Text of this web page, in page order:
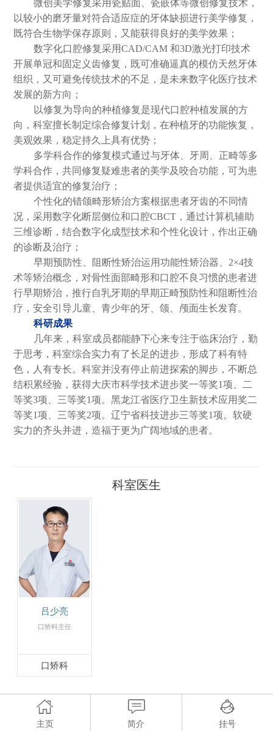
微创美学修复采用瓷贴面、瓷嵌体等微创修复技术，
以较小的磨牙量对符合适应症的牙体缺损进行美学修复，
既符合生物学保存原则，又能获得良好的美学效果；
数字化口腔修复采用CAD/CAM 和3D激光打印技术
开展单冠和固定义齿修复，既可准确逼真的模仿天然牙体
组织，又可避免传统技术的不足，是未来数字化医疗技术
发展的新方向；
以修复为导向的种植修复是现代口腔种植发展的方
向，科室擅长制定综合修复计划，在种植牙的功能恢复，
美观效果，稳定持久上具有优势；
多学科合作的修复模式通过与牙体、牙周、正畸等多
学科合作，共同修复疑难患者的美学及咬合功能，可为患
者提供适宜的修复治疗；
个性化的错颌畸形矫治方案根据患者牙齿的不同情
况，采用数字化断层侧位和口腔CBCT，通过计算机辅助
三维诊断，结合数字化成型技术和个性化设计，作出正确
的诊断及治疗；
早期预防性、阻断性矫治运用功能性矫治器、2×4技
术等矫治概念，对骨性面部畸形和口腔不良习惯的患者进
行早期矫治，推行自乳牙期的早期正畸预防性和阻断性治
疗，安全引导儿童、青少年的牙、颌、颅面生长发育。
科研成果
几年来，科室成员都能静下心来专注于临床治疗，勤
于思考，科室综合实力有了长足的进步，形成了科有特
色，人有专长。科室并没有停止前进探索的脚步，不断总
结积累经验，获得大庆市科学技术进步奖一等奖1项、二
等奖3项、三等奖1项。黑龙江省医疗卫生新技术应用奖二
等奖1项、三等奖2项。辽宁省科技进步三等奖1项。软硬
实力的齐头并进，造福于更为广阔地域的患者。
科室医生
吕少亮
口矫科主任
口矫科
主页 简介 挂号